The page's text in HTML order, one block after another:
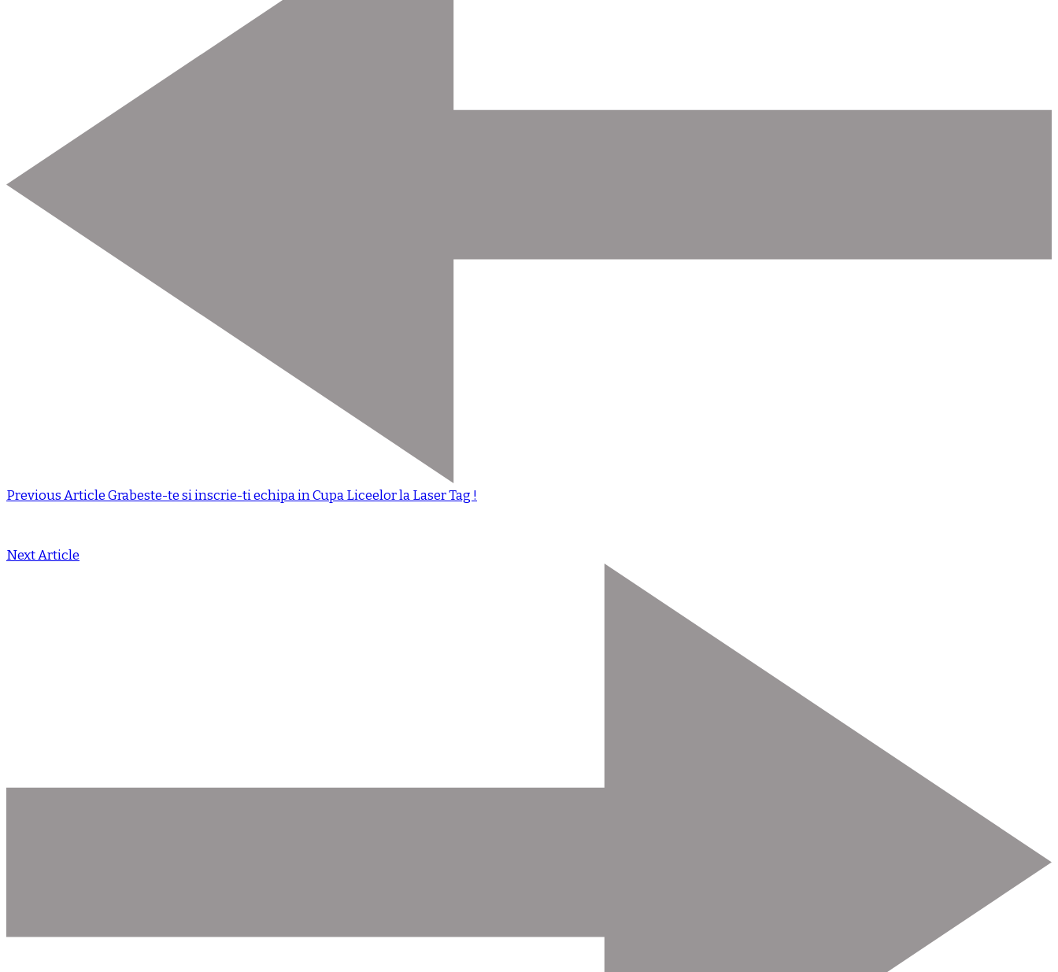
Previous ArticleGrabeste-te si inscrie-ti echipa in Cupa Liceelor la Laser Tag !
Next Article